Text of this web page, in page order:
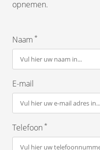
opnemen.
Naam *
E-mail
Telefoon *